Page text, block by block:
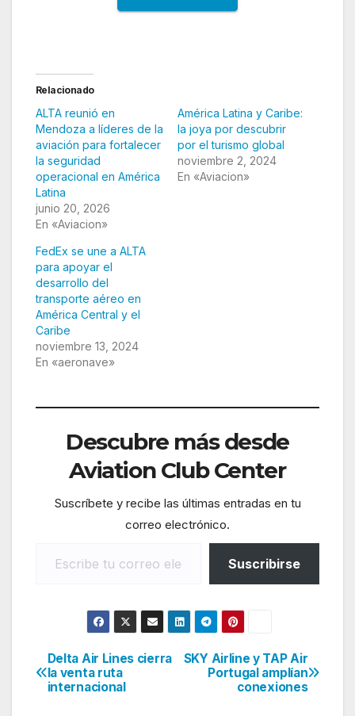
Relacionado
ALTA reunió en
Mendoza a líderes de la
aviación para fortalecer
la seguridad
operacional en América
Latina
junio 20, 2026
En «Aviacion»
América Latina y Caribe:
la joya por descubrir
por el turismo global
noviembre 2, 2024
En «Aviacion»
FedEx se une a ALTA
para apoyar el
desarrollo del
transporte aéreo en
América Central y el
Caribe
noviembre 13, 2024
En «aeronave»
Descubre más desde
Aviation Club Center
Suscríbete y recibe las últimas entradas en tu
correo electrónico.
Suscribirse
Navegación
de
SKY Airline y TAP Air
Portugal amplían
conexiones
Delta Air Lines cierra
la venta ruta
internacional